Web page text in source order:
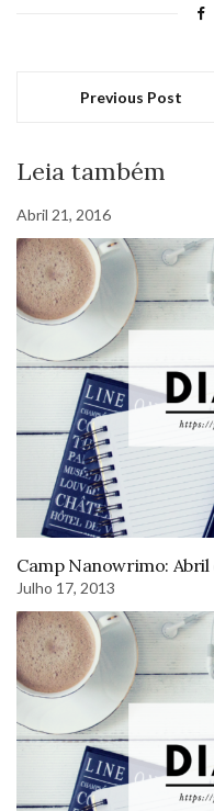
Previous Post
Leia também
Abril 21, 2016
Camp Nanowrimo: Abril
Julho 17, 2013